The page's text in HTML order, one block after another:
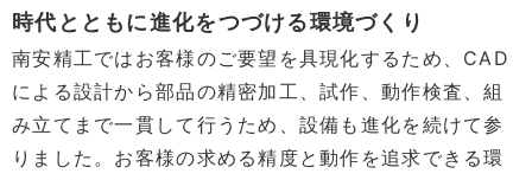
時代とともに進化をつづける環境づくり
南安精工ではお客様のご要望を具現化するため、CAD
による設計から部品の精密加工、試作、動作検査、組
み立てまで一貫して行うため、設備も進化を続けて参
りました。お客様の求める精度と動作を追求できる環